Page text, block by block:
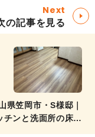
Next
の記事を見る
県笠岡市・S様邸｜
チンと洗面所の床が